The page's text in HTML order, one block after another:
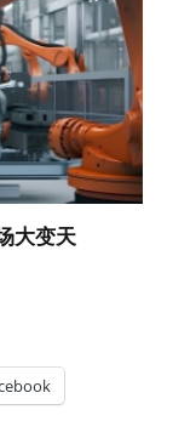
大变天